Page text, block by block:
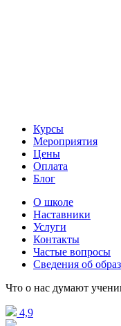
Курсы
Мероприятия
Цены
Оплата
Блог
О школе
Наставники
Услуги
Контакты
Частые вопросы
Сведения об
Что о нас думают
4,9